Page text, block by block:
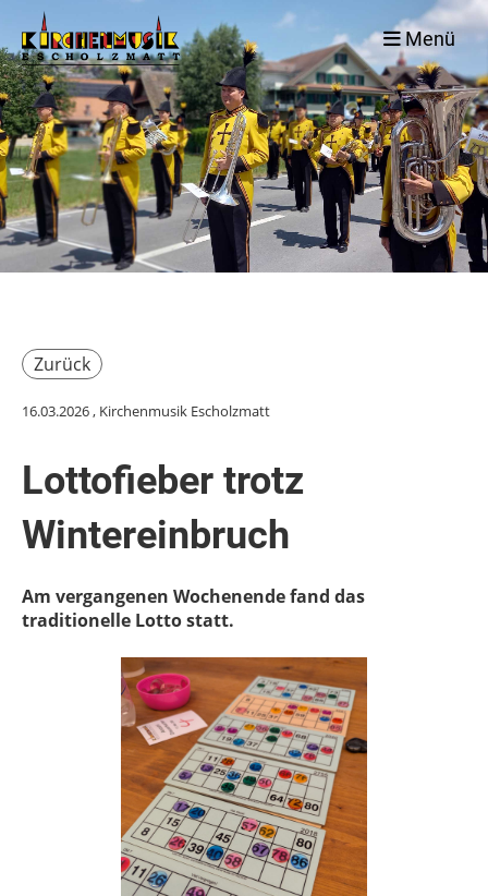
Menü
Zurück
16.03.2026, Kirchenmusik Escholzmatt
Lottofieber trotz
Wintereinbruch
Am vergangenen Wochenende fand das
traditionelle Lotto statt.